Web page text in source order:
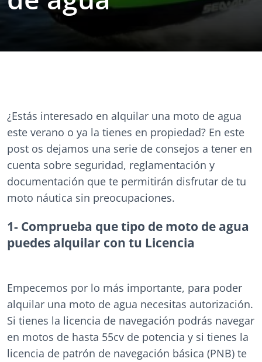
¿Estás interesado en alquilar una moto de agua
este verano o ya la tienes en propiedad? En este
post os dejamos una serie de consejos a tener en
cuenta sobre seguridad, reglamentación y
documentación que te permitirán disfrutar de tu
moto náutica sin preocupaciones.
1- Comprueba que tipo de moto de agua
puedes alquilar con tu Licencia
Empecemos por lo más importante, para poder
alquilar una moto de agua necesitas autorización.
Si tienes la licencia de navegación podrás navegar
en motos de hasta 55cv de potencia y si tienes la
licencia de patrón de navegación básica (PNB) te